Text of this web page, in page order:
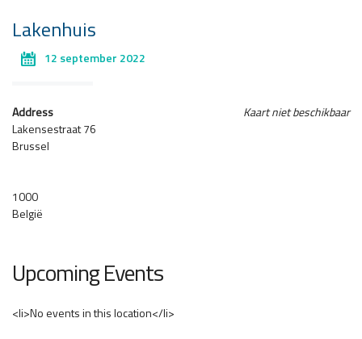
Lakenhuis
12 september 2022
Kaart niet beschikbaar
Address
Lakensestraat 76
Brussel
1000
België
Upcoming Events
<li>No events in this location</li>